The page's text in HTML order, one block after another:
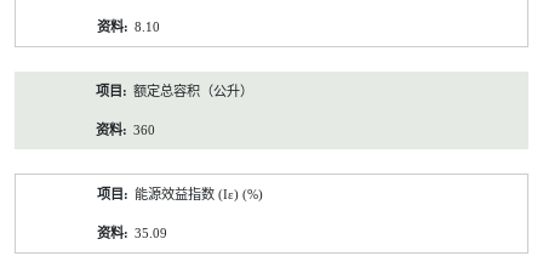
8.10
额定总容积（公升）
360
能源效益指数 (Iε) (%)
35.09